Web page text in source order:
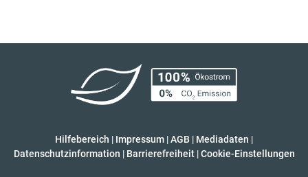
Hilfebereich | Impressum |AGB | Mediadaten |
Datenschutzinformation | Barrierefreiheit | Cookie-Einstellungen